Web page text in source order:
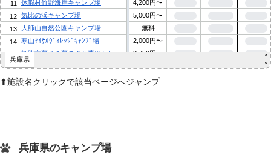
⬆︎施設名クリックで該当ページへジャンプ
兵庫県のキャンプ場